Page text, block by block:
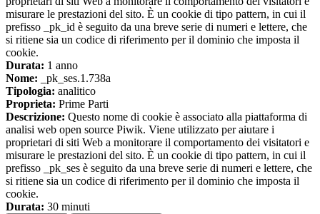
misurare le prestazioni del sito. È un cookie di tipo pattern, in cui il
prefisso _pk_id è seguito da una breve serie di numeri e lettere, che
si ritiene sia un codice di riferimento per il dominio che imposta il
cookie.
Durata: 1 anno
Nome: _pk_ses.1.738a
Tipologia: analitico
Proprieta: Prime Parti
Descrizione: Questo nome di cookie è associato alla piattaforma di
analisi web open source Piwik. Viene utilizzato per aiutare i
proprietari di siti Web a monitorare il comportamento dei visitatori e
misurare le prestazioni del sito. È un cookie di tipo pattern, in cui il
prefisso _pk_ses è seguito da una breve serie di numeri e lettere, che
si ritiene sia un codice di riferimento per il dominio che imposta il
cookie.
Durata: 30 minuti